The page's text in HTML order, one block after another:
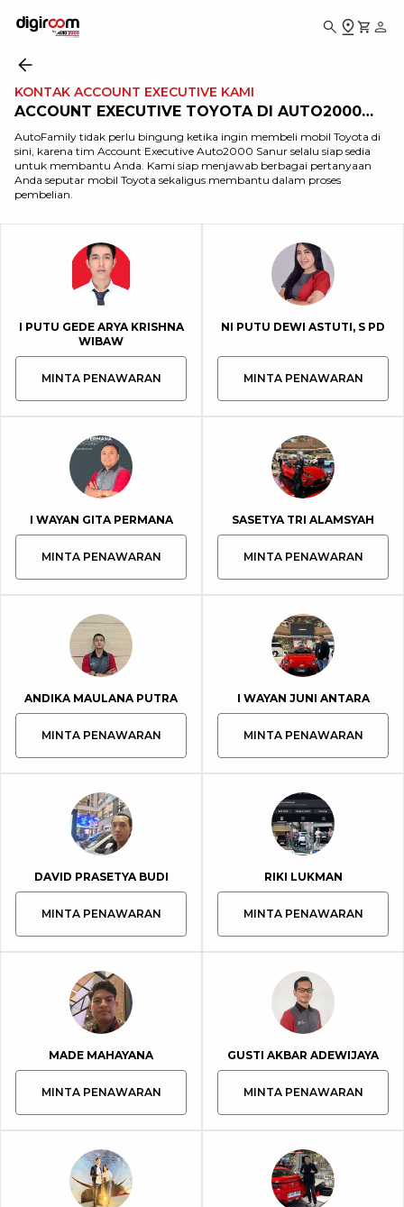
KONTAK ACCOUNT EXECUTIVE KAMI
ACCOUNT EXECUTIVE TOYOTA DI AUTO2000
SANUR
AutoFamily tidak perlu bingung ketika ingin membeli mobil Toyota di
sini, karena tim Account Executive Auto2000 Sanur selalu siap sedia
untuk membantu Anda. Kami siap menjawab berbagai pertanyaan
Anda seputar mobil Toyota sekaligus membantu dalam proses
pembelian.
I PUTU GEDE ARYA KRISHNA
WIBAW
MINTA PENAWARAN
NI PUTU DEWI ASTUTI, S PD
MINTA PENAWARAN
I WAYAN GITA PERMANA
MINTA PENAWARAN
SASETYA TRI ALAMSYAH
MINTA PENAWARAN
ANDIKA MAULANA PUTRA
MINTA PENAWARAN
I WAYAN JUNI ANTARA
MINTA PENAWARAN
DAVID PRASETYA BUDI
MINTA PENAWARAN
RIKI LUKMAN
MINTA PENAWARAN
MADE MAHAYANA
MINTA PENAWARAN
GUSTI AKBAR ADEWIJAYA
MINTA PENAWARAN